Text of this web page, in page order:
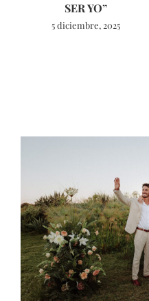
SER YO”
5 diciembre, 2025